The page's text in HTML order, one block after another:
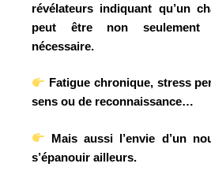
révélateurs indiquant qu’un
peut être non seulement
nécessaire.
Fatigue chronique, stress
sens ou de reconnaissance…
Mais aussi l’envie d’un
s’épanouir ailleurs.